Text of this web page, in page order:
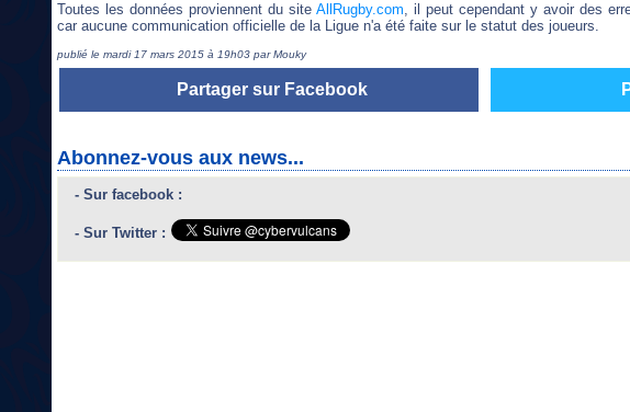
Toutes les données proviennent du site AllRugby.com, il peut cependant y avoir des
car aucune communication officielle de la Ligue n'a été faite sur le statut des joueurs.
publié le mardi 17 mars 2015 à 19h03 par Mouky
Partager sur Facebook
Abonnez-vous aux news...
- Sur facebook :
- Sur Twitter :